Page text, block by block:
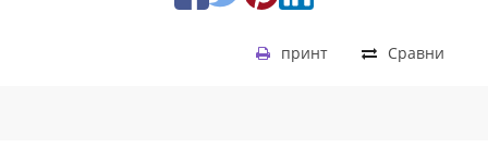
Сравни
принт